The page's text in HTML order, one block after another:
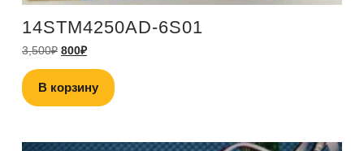
14STM4250AD-6S01
3,500₽ 800₽
В корзину